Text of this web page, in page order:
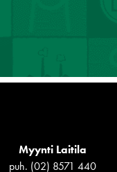
Myynti Laitila
puh. (02) 8571 440